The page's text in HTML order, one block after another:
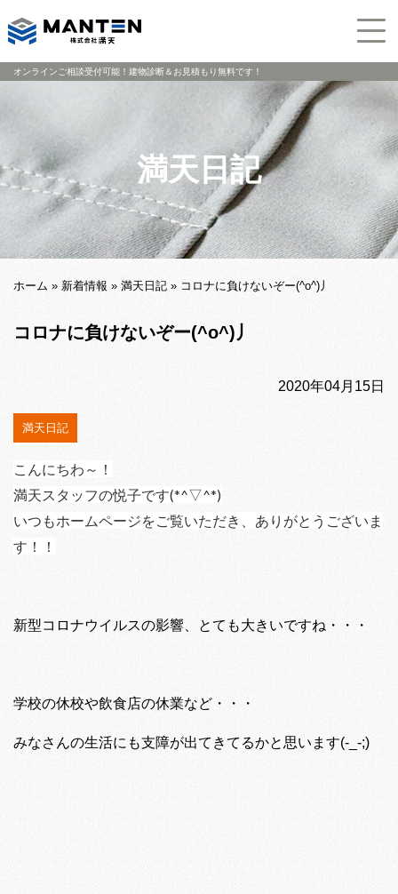
オンラインご相談受付可能！建物診断＆お見積もり無料です！
満天日記
ホーム » 新着情報 » 満天日記 » コロナに負けないぞー(^o^)丿
コロナに負けないぞー(^o^)丿
2020年04月15日
満天日記
こんにちわ～！
満天スタッフの悦子です(*^▽^*)
いつもホームページをご覧いただき、ありがとうございま
す！！
新型コロナウイルスの影響、とても大きいですね・・・
学校の休校や飲食店の休業など・・・
みなさんの生活にも支障が出てきてるかと思います(-_-;)